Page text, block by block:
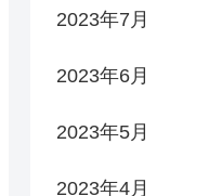
2023年7月
2023年6月
2023年5月
2023年4月